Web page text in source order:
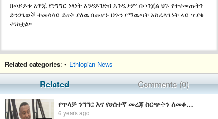
በዉይይቱ አዋጁ የንግግር ነጻነት እንዳይገድብ እንዲሁም በወንጀል ህጉ የተቀመጡትን
ድንጋጌወች ተመሳሳይ ይዘት ያለዉ በመሆኑ ህጉን የማዉጣት አስፈላጊነት ላይ ጥያቄ
ተነስቷል፡፡
Related categories: • Ethiopian News
Related Comments (0)
የጥላቻ ንግግር እና የሀሰተኛ መረጃ ስርጭትን ለመቆጣጠር የወጣውን ረቂቅ አዋጅ ከመፅደቁ በፊት በጥንቃቄ ሊታይ እንደሚገባ ጋዜጠኞች አስገነዘቡ | EBC
6 years ago